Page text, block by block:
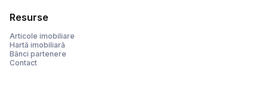
Resurse
Articole imobiliare
Hartă imobiliară
Bănci partenere
Contact